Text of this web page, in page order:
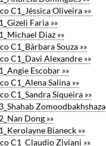
C1_Jéssica Oliveira »»
Faria »»
Diaz »»
C1_Bárbara Souza »»
C1_Davi Alexandre »»
Escobar »»
C1_Alena Salina »»
C1_Sandra Siqueira »»
Dong »»
Bianeck »»
C1_Claudio Ziviani »»